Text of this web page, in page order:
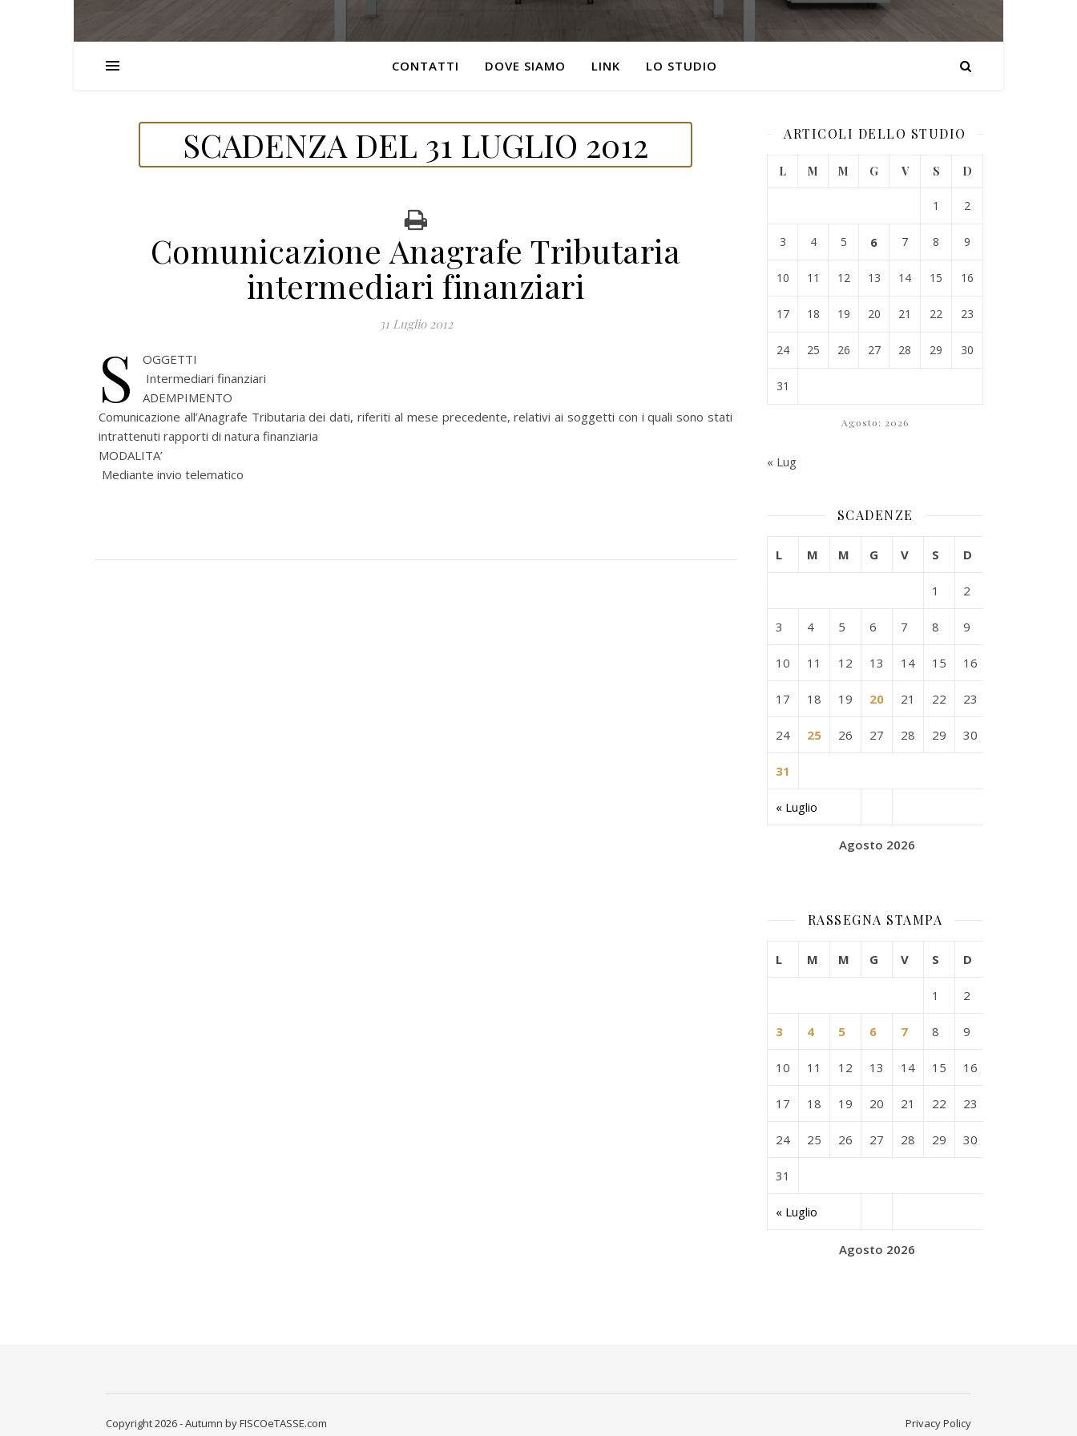
CONTATTI DOVE SIAMO LINK LO STUDIO
SCADENZA DEL 31 LUGLIO 2012
Comunicazione Anagrafe Tributaria
intermediari finanziari
31 Luglio 2012
S
OGGETTI
Intermediari finanziari
ADEMPIMENTO
Comunicazione all’Anagrafe Tributaria dei dati, riferiti al mese precedente, relativi ai soggetti con i quali sono stati
intrattenuti rapporti di natura finanziaria
MODALITA’
Mediante invio telematico
ARTICOLI DELLO STUDIO
Agosto: 2026
L M M G V S D
1 2
3 4 5 6 7 8 9
10 11 12 13 14 15 16
17 18 19 20 21 22 23
24 25 26 27 28 29 30
31
« Lug
SCADENZE
Agosto 2026
L M M G V S D
« Luglio
1 2
3 4 5 6 7 8 9
10 11 12 13 14 15 16
17 18 19 20 21 22 23
24 25 26 27 28 29 30
31
RASSEGNA STAMPA
Agosto 2026
L M M G V S D
« Luglio
1 2
3 4 5 6 7 8 9
10 11 12 13 14 15 16
17 18 19 20 21 22 23
24 25 26 27 28 29 30
31
Privacy Policy
Copyright 2026 - Autumn by FISCOeTASSE.com